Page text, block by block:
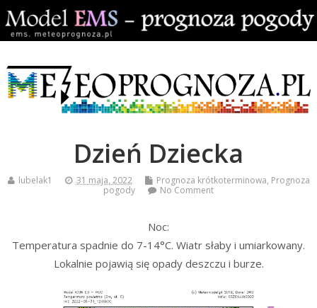
Dzień Dziecka
lubelak1 31 maja, 2022 Prognoza krótkoterminowa, Prognoza
pogody
No Comment
Noc:
Temperatura spadnie do 7-14°C. Wiatr słaby i umiarkowany.
Lokalnie pojawią się opady deszczu i burze.